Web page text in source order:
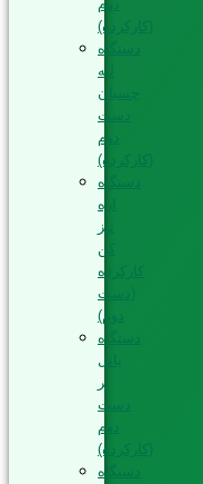
دوم
(کارکرده)
دستگاه
لبه
چسبان
دست
دوم
(کارکرده)
دستگاه
اره
تیز
کن
کارکرده
(دست
دوم)
دستگاه
پانل
بر
دست
دوم
(کارکرده)
دستگاه